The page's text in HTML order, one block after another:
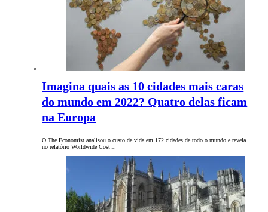
Imagina quais as 10 cidades mais caras
do mundo em 2022? Quatro delas ficam
na Europa
O The Economist analisou o custo de vida em 172 cidades de todo o mundo e revela
no relatório Worldwide Cost…